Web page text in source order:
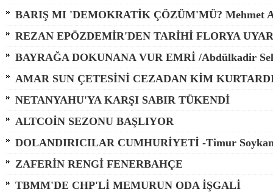
BARIŞ MI 'DEMOKRATİK ÇÖZÜM'MÜ? Mehmet
REZAN EPÖZDEMİR'DEN TARİHİ FLORYA
BAYRAĞA DOKUNANA VUR EMRİ /Abdülkadir
AMAR SUN ÇETESİNİ CEZADAN KİM
NETANYAHU'YA KARŞI SABIR TÜKENDİ
ALTCOİN SEZONU BAŞLIYOR
DOLANDIRICILAR CUMHURİYETİ -Timur
ZAFERİN RENGİ FENERBAHÇE
TBMM'DE CHP'Lİ MEMURUN ODA İŞGALİ